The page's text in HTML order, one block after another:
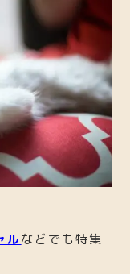
ルなどでも特集